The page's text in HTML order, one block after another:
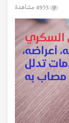
4953 مشاهدة